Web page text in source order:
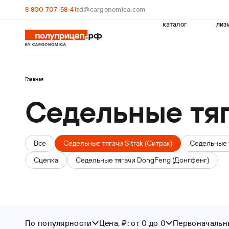
8 800 707-58-41td@cargonomica.com
каталог
Главная
Седельные
Все Седельные тягачи Sitrak (Ситрак) Седельные
Сцепка
Седельные тягачи DongFeng (Донгфенг)
По популярности Цена, ₽: от 0 до 0